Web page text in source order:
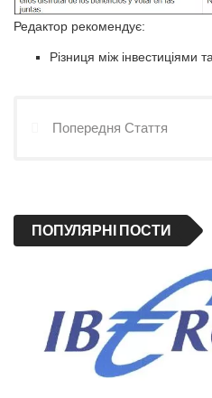
Редактор рекомендує:
Різниця між інвестиціями
Попередня Стаття
ПОПУЛЯРНІ ПОСТИ